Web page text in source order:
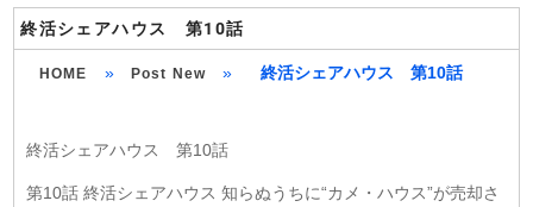
終活シェアハウス 第10話
HOME » Post New » 終活シェアハウス 第10話
終活シェアハウス 第10話
第10話 終活シェアハウス 知らぬうちに“カメ・ハウス”が売却さ